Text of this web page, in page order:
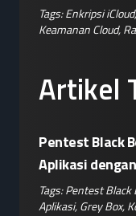
Artikel
Pentest Black
Aplikasi
Kompleks
Tags:Pentest Black
Aplikasi,Grey Box,
Tags:Perang
Keamanan IoT,